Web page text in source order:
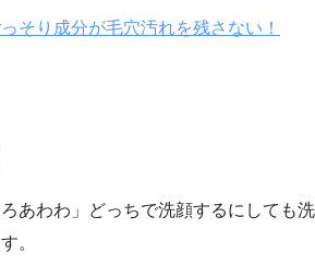
そり成分が毛穴汚れを残さない！
ろあわわ」どっちで洗顔するにしても洗
。